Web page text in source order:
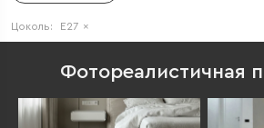
Цоколь: E27 ×
Фотореалистичная